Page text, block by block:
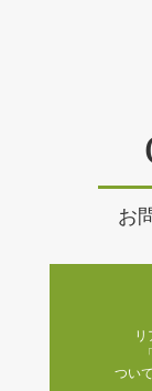
お
リ
つい